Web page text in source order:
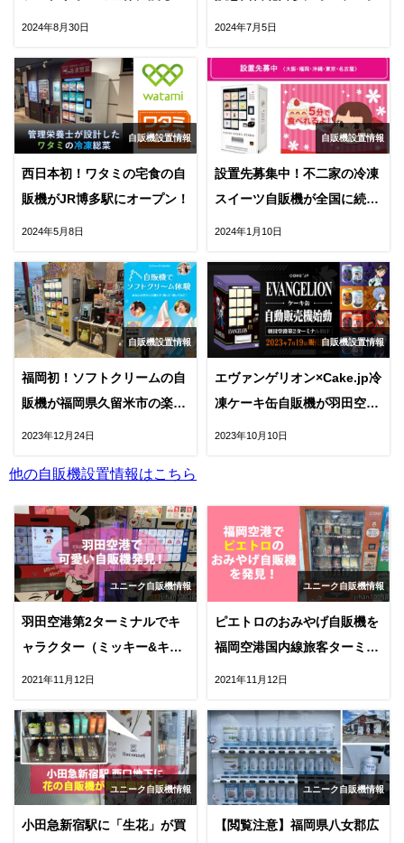
限定自販機
2024年8月30日 2024年7月5日
自販機設置情報
西日本初！ワタミの宅食の自
販機がJR博多駅にオープン！
2024年5月8日
自販機設置情報
設置先募集中！不二家の冷凍
スイーツ自販機が全国に続々
オープン！
2024年1月10日
自販機設置情報
福岡初！ソフトクリームの自
販機が福岡県久留米市の楽市
楽座にオープン
2023年12月24日
自販機設置情報
エヴァンゲリオン×Cake.jp冷
凍ケーキ缶自販機が羽田空
港・JR博多駅に！
2023年10月10日
他の自販機設置情報はこちら
ユニーク自販機情報
羽田空港第2ターミナルでキ
ャラクター（ミッキー&キテ
2021年11月12日
ユニーク自販機情報
ピエトロのおみやげ自販機を
福岡空港国内線旅客ターミナ
2021年11月12日
ユニーク自販機情報
小田急新宿駅に「生花」が買
ユニーク自販機情報
【閲覧注意】福岡県八女郡広